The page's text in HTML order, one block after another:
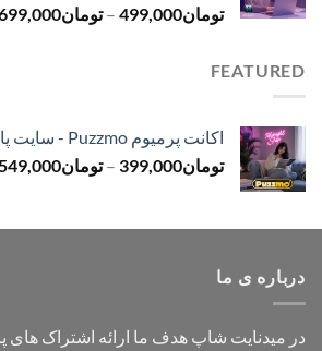
تومان499,000
– تومان
FEATURED
اکانت پرمیوم Puzzmo - سایت پازل و بازی های فکری
تومان399,000
– تومان
درباره ی ما
در میدنایت شاپ هدف ما ارائه اشتراک های